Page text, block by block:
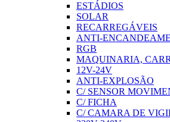
ESTÁDIOS
SOLAR
RECARREGÁVEIS
ANTI-
RGB
MAQUINARIA,
12V-24V
ANTI-EXPLOSÃO
C/ SENSOR
C/ FICHA
C/ CAMARA DE